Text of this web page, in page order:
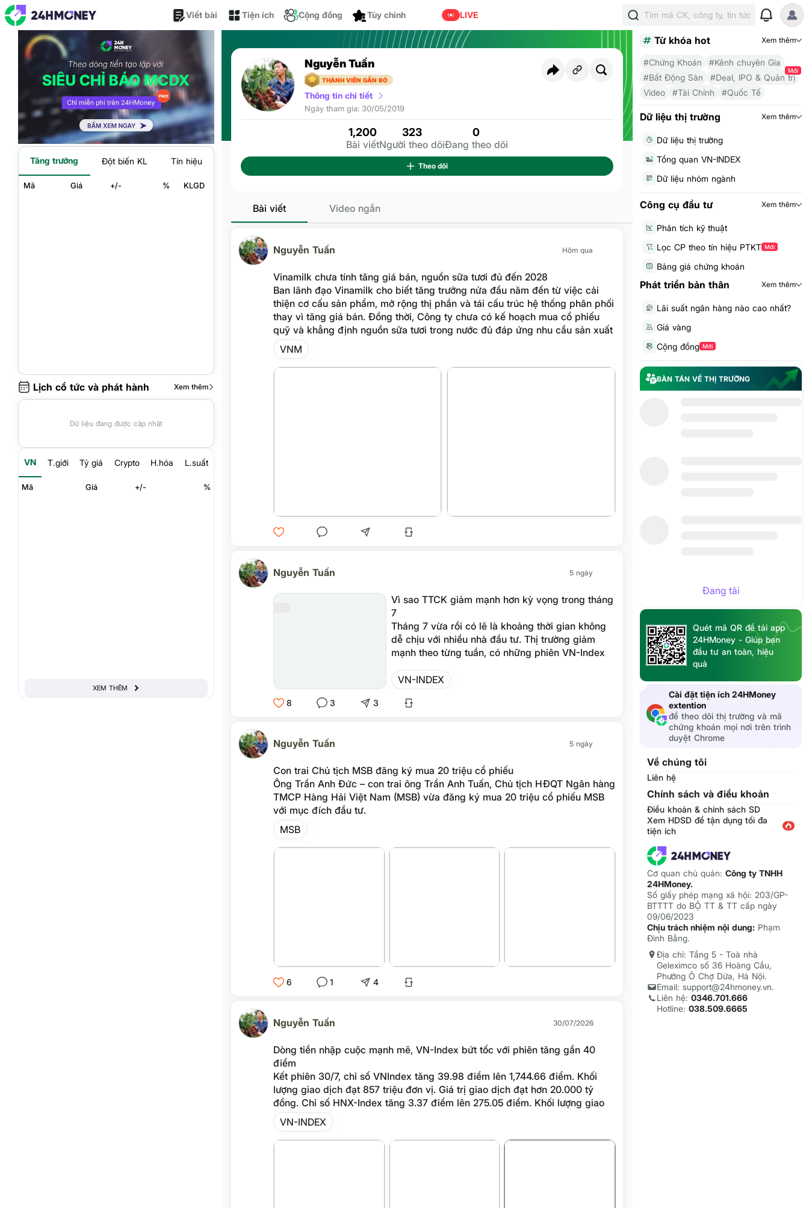
Viết bài Tiện ích Cộng đồng Dành cho bạn LIVE Tìm mã CK, công ty, tin tức
Tăng trưởng Đột biến KL Tín hiệu
Mã Giá +/- % KLGD
Lịch cổ tức và phát hành Xem thêm
Dữ liệu đang được cập nhật
VN T.giới Tỷ giá Crypto H.hóa L.suất
Mã Giá +/- %
XEM THÊM
Nguyễn Tuấn
THÀNH VIÊN GẮN BÓ
Thông tin chi tiết
Ngày tham gia: 30/05/2019
1,200
Bài viết
323
Người theo dõi
0
Đang theo dõi
Theo dõi
Bài viết Video ngắn
Nguyễn Tuấn Hôm qua
Vinamilk chưa tính tăng giá bán, nguồn sữa tươi đủ đến 2028
Ban lãnh đạo Vinamilk cho biết tăng trưởng nửa đầu năm đến từ việc cải
thiện cơ cấu sản phẩm, mở rộng thị phần và tái cấu trúc hệ thống phân phối
thay vì tăng giá bán. Đồng thời, Công ty chưa có kế hoạch mua cổ phiếu
quỹ và khẳng định nguồn sữa tươi trong nước đủ đáp ứng nhu cầu sản xuất
đến năm 2028.
VNM
Nguyễn Tuấn 5 ngày
Vì sao TTCK giảm mạnh hơn kỳ vọng trong tháng
7
Tháng 7 vừa rồi có lẽ là khoảng thời gian không
dễ chịu với nhiều nhà đầu tư. Thị trường giảm
mạnh theo từng tuần, có những phiên VN-Index
tâm lý trở nên khá tiêu cực.
VN-INDEX
8 3 3
Nguyễn Tuấn 5 ngày
Con trai Chủ tịch MSB đăng ký mua 20 triệu cổ phiếu
Ông Trần Anh Đức – con trai ông Trần Anh Tuấn, Chủ tịch HĐQT Ngân hàng
TMCP Hàng Hải Việt Nam (MSB) vừa đăng ký mua 20 triệu cổ phiếu MSB
với mục đích đầu tư.
MSB
6 1 4
Nguyễn Tuấn 30/07/2026
Dòng tiền nhập cuộc mạnh mẽ, VN-Index bứt tốc với phiên tăng gần 40
điểm
Kết phiên 30/7, chỉ số VNIndex tăng 39.98 điểm lên 1,744.66 điểm. Khối
lượng giao dịch đạt 857 triệu đơn vị. Giá trị giao dịch đạt hơn 20.000 tỷ
đồng. Chỉ số HNX-Index tăng 3.37 điểm lên 275.05 điểm. Khối lượng giao
dịch đạt 61 triệu đơn vị. Giá trị giao dịch đạt 906 tỷ đồng.
VN-INDEX
Từ khóa hot Xem thêm
#Chứng Khoán
#Kênh chuyên Gia
#Bất Động Sản
#Deal, IPO & Quản trị
Mới
Video #Tài Chính #Quốc Tế
Dữ liệu thị trường Xem thêm
Dữ liệu thị trường
Tổng quan VN-INDEX
Dữ liệu nhóm ngành
Công cụ đầu tư Xem thêm
Phân tích kỹ thuật
Lọc CP theo tín hiệu PTKT Mới
Bảng giá chứng khoán
Phát triển bản thân Xem thêm
Lãi suất ngân hàng nào cao nhất?
Giá vàng
Cộng đồng Mới
BÀN TÁN VỀ THỊ TRƯỜNG
Đang tải
Quét mã QR để tải app
24HMoney - Giúp bạn
đầu tư an toàn, hiệu
quả
Cài đặt tiện ích 24HMoney
extention
để theo dõi thị trường và mã
chứng khoán mọi nơi trên trình
duyệt Chrome
Về chúng tôi
Liên hệ
Chính sách và điều khoản
Điều khoản & chính sách SD
Xem HDSD để tận dụng tối đa
tiện ích
Cơ quan chủ quản: Công ty TNHH
24HMoney.
Số giấy phép mạng xã hội: 203/GP-
BTTTT do BỘ TT & TT cấp ngày
09/06/2023
Chịu trách nhiệm nội dung: Phạm
Đình Bằng.
Địa chỉ: Tầng 5 - Toà nhà
Geleximco số 36 Hoàng Cầu,
Phường Ô Chợ Dừa, Hà Nội.
Email: support@24hmoney.vn.
Liên hệ: 0346.701.666
Hotline: 038.509.6665